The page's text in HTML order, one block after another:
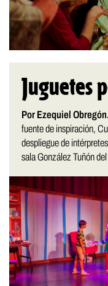
Juguetes
Por Ezequiel Obregón.
fuente de inspiración,
despliegue de
sala González Tuñón